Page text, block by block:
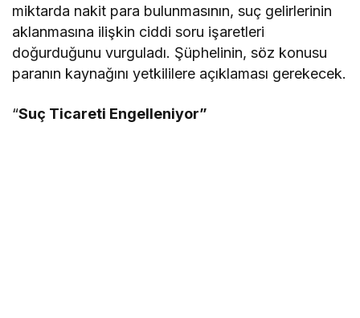
miktarda nakit para bulunmasının, suç gelirlerinin
aklanmasına ilişkin ciddi soru işaretleri
doğurduğunu vurguladı. Şüphelinin, söz konusu
paranın kaynağını yetkililere açıklaması gerekecek.
“Suç Ticareti Engelleniyor”